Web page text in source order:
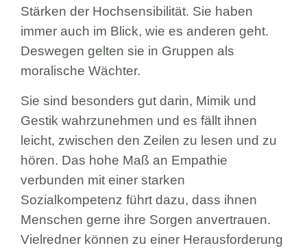
Stärken der Hochsensibilität. Sie haben
immer auch im Blick, wie es anderen geht.
Deswegen gelten sie in Gruppen als
moralische Wächter.
Sie sind besonders gut darin, Mimik und
Gestik wahrzunehmen und es fällt ihnen
leicht, zwischen den Zeilen zu lesen und zu
hören. Das hohe Maß an Empathie
verbunden mit einer starken
Sozialkompetenz führt dazu, dass ihnen
Menschen gerne ihre Sorgen anvertrauen.
Vielredner können zu einer Herausforderung